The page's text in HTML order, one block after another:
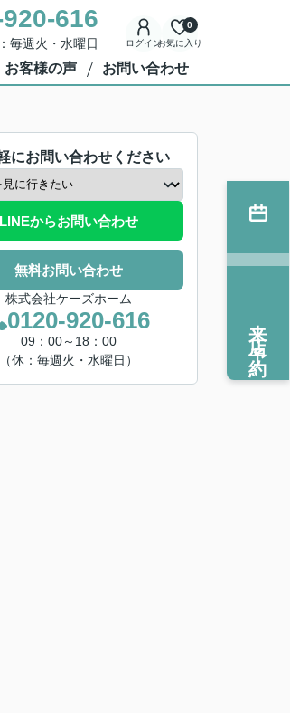
616
毎週火・水曜日 ログインお気に入り
0
お客様の声 お問い合わせ
にお問い合わせください
LINEからお問い合わせ
無料お問い合わせ
株式会社ケーズホーム
0120-920-616
09：00～18：00
（休：毎週火・水曜日）
来店予約